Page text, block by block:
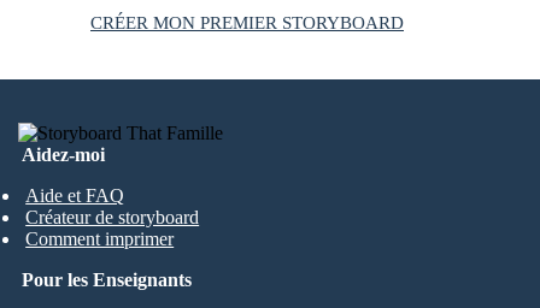
CRÉER MON PREMIER STORYBOARD
Aidez-moi
Aide et FAQ
Créateur de storyboard
Comment imprimer
Pour les Enseignants